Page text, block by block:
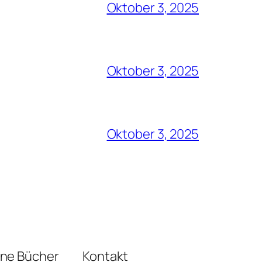
Oktober 3, 2025
Oktober 3, 2025
Oktober 3, 2025
Bücher Kontakt